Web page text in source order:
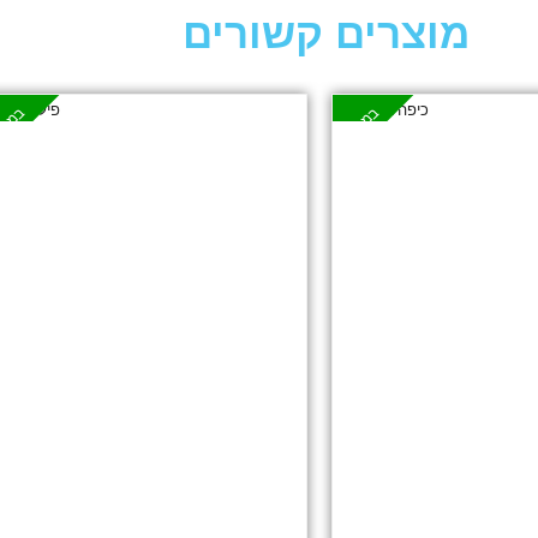
מוצרים קשורים
במבצע